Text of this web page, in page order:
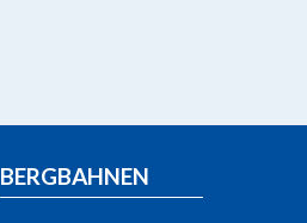
BERGBAHNEN